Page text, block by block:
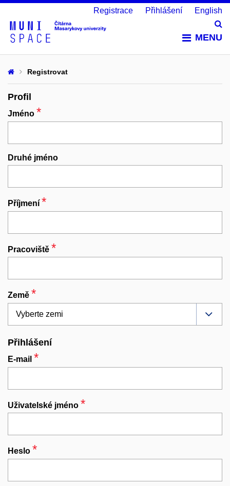
MENU
Registrace Přihlášení English
Registrovat
Profil
Jméno *
Druhé jméno
Příjmení *
Pracoviště *
Země *
Přihlášení
E-mail *
Uživatelské jméno *
Heslo *